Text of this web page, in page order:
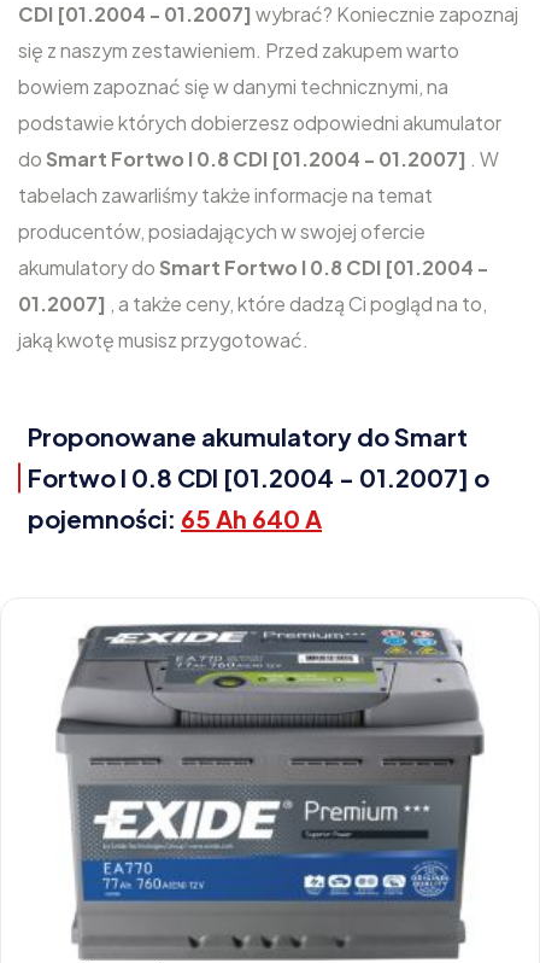
CDI [01.2004 - 01.2007] wybrać? Koniecznie zapoznaj
się z naszym zestawieniem. Przed zakupem warto
bowiem zapoznać się w danymi technicznymi, na
podstawie których dobierzesz odpowiedni akumulator
do Smart Fortwo I 0.8 CDI [01.2004 - 01.2007] . W
tabelach zawarliśmy także informacje na temat
producentów, posiadających w swojej ofercie
akumulatory do Smart Fortwo I 0.8 CDI [01.2004 -
01.2007] , a także ceny, które dadzą Ci pogląd na to,
jaką kwotę musisz przygotować.
Proponowane akumulatory do Smart
Fortwo I 0.8 CDI [01.2004 - 01.2007] o
pojemności: 65 Ah 640 A